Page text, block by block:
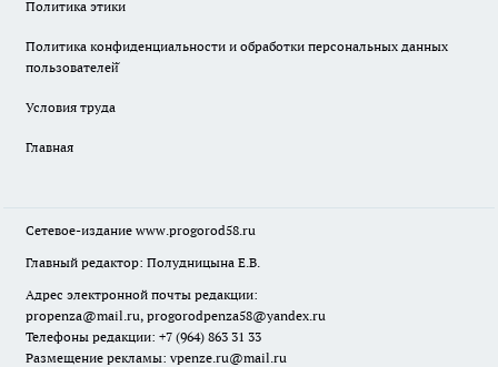
Политика этики
Политика конфиденциальности и обработки персональных данных
пользователей̆
Условия труда
Главная
Сетевое-издание www.progorod58.ru
Главный редактор: Полудницына Е.В.
Адрес электронной почты редакции:
propenza@mail.ru, progorodpenza58@yandex.ru
Телефоны редакции: +7 (964) 863 31 33
Размещение рекламы: vpenze.ru@mail.ru